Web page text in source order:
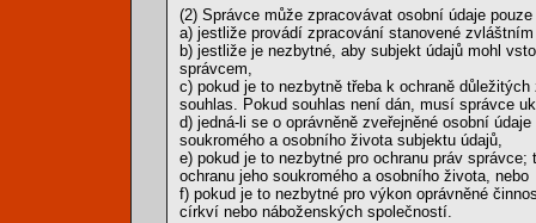
(2) Správce může zpracovávat osobní údaje
a) jestliže provádí zpracování stanovené
b) jestliže je nezbytné, aby subjekt údajů mohl
správcem,
c) pokud je to nezbytně třeba k ochraně
souhlas. Pokud souhlas není dán, musí správce
d) jedná-li se o oprávněně zveřejněné osobní
soukromého a osobního života subjektu údajů,
e) pokud je to nezbytné pro ochranu práv
ochranu jeho soukromého a osobního života, nebo
f) pokud je to nezbytné pro výkon oprávněné
církví nebo náboženských společností.